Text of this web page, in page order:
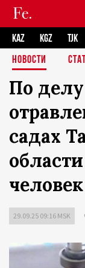
KAZ KGZ TJK
НОВОСТИ
По
садах
человек
29.09.25 09:16 MSK